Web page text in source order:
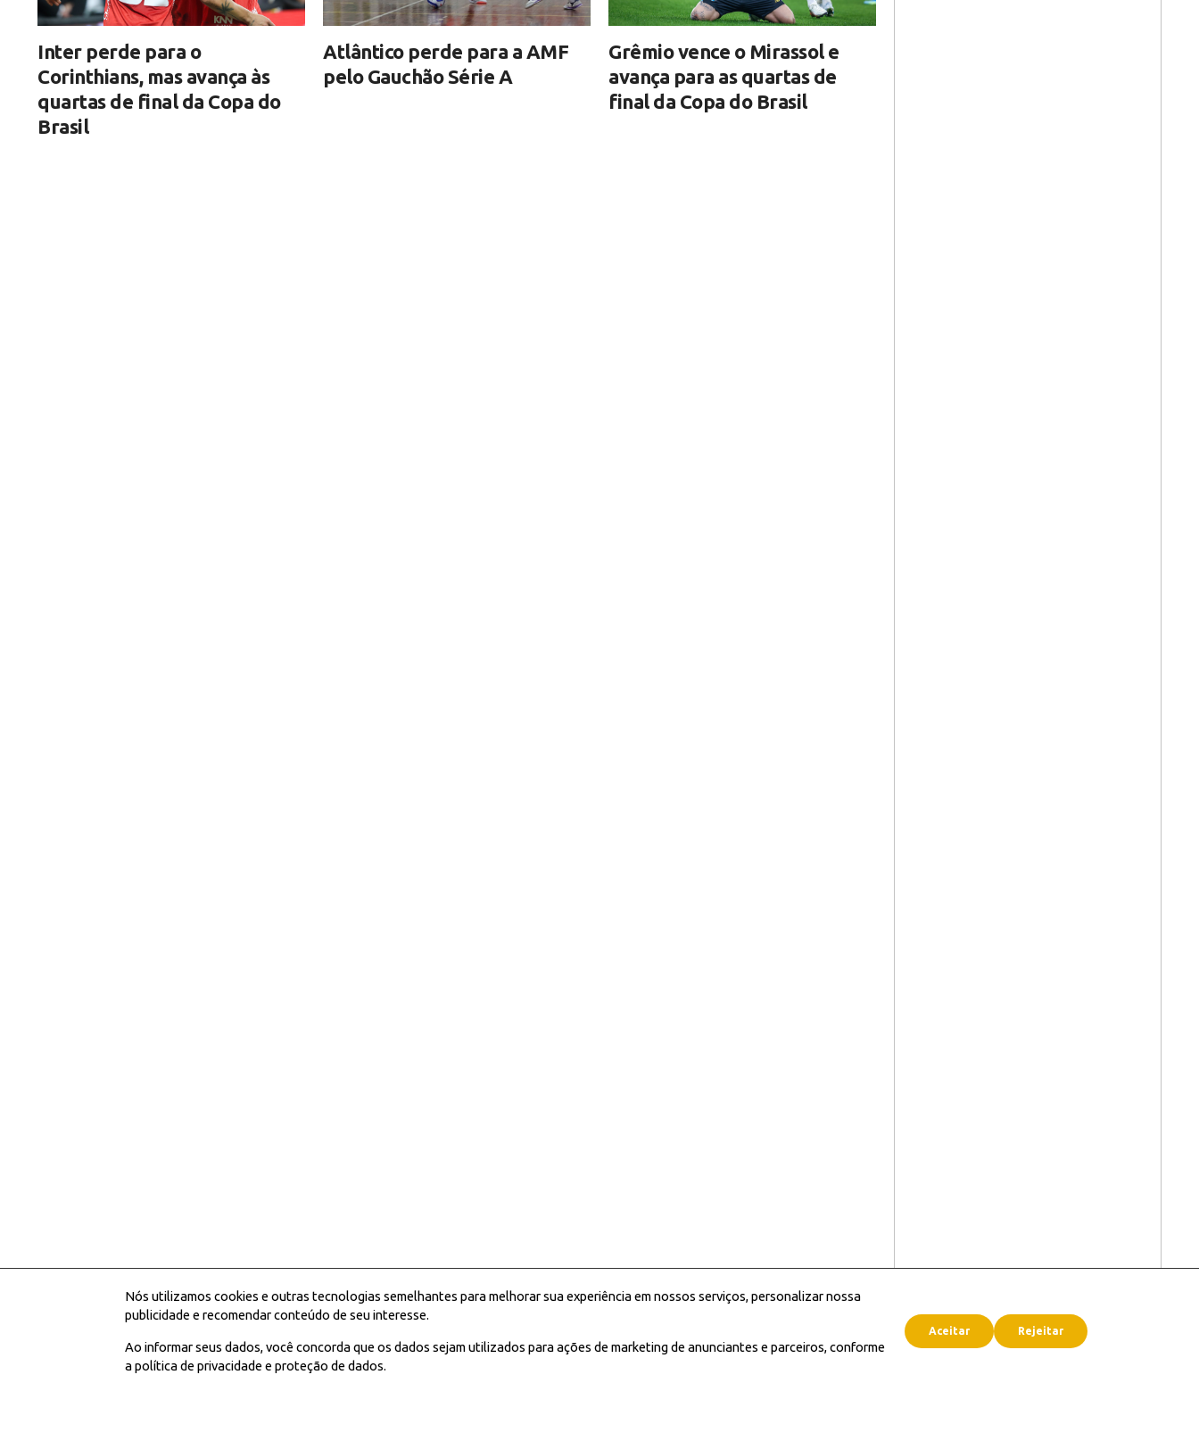
Inter perde para o
Corinthians, mas avança às
quartas de final da Copa do
Brasil
Atlântico perde para a AMF
pelo Gauchão Série A
Grêmio vence o Mirassol e
avança para as quartas de
final da Copa do Brasil
Nós utilizamos cookies e outras tecnologias semelhantes para melhorar sua experiência em nossos serviços, personalizar nossa
publicidade e recomendar conteúdo de seu interesse.
Ao informar seus dados, você concorda que os dados sejam utilizados para ações de marketing de anunciantes e parceiros, conforme
a política de privacidade e proteção de dados.
Aceitar Rejeitar